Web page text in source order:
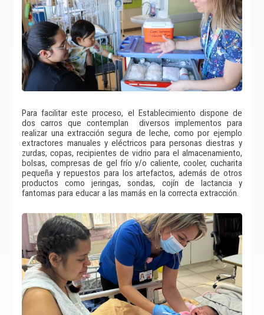
Para facilitar este proceso, el Establecimiento dispone de
dos carros que contemplan diversos implementos para
realizar una extracción segura de leche, como por ejemplo
extractores manuales y eléctricos para personas diestras y
zurdas, copas, recipientes de vidrio para el almacenamiento,
bolsas, compresas de gel frío y/o caliente, cooler, cucharita
pequeña y repuestos para los artefactos, además de otros
productos como jeringas, sondas, cojín de lactancia y
fantomas para educar a las mamás en la correcta extracción.